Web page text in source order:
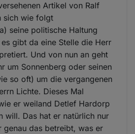
Artikel von Ralf
sich wie folgt
seine politische Haltung
gibt da eine Stelle die Herr
Und von nun an geht
um Sonnenberg oder seinen
so oft) um die vergangenen
Lichte. Dieses Mal
er weiland Detlef Hardorp
will. Das hat er natürlich nur
genau das betreibt, was er